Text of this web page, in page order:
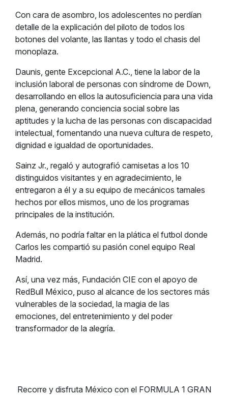
Con cara de asombro, los adolescentes no perdían
detalle de la explicación del piloto de todos los
botones del volante, las llantas y todo el chasis del
monoplaza.
Daunis, gente Excepcional A.C., tiene la labor de la
inclusión laboral de personas con síndrome de Down,
desarrollando en ellos la autosuficiencia para una vida
plena, generando conciencia social sobre las
aptitudes y la lucha de las personas con discapacidad
intelectual, fomentando una nueva cultura de respeto,
dignidad e igualdad de oportunidades.
Sainz Jr., regaló y autografió camisetas a los 10
distinguidos visitantes y en agradecimiento, le
entregaron a él y a su equipo de mecánicos tamales
hechos por ellos mismos, uno de los programas
principales de la institución.
Además, no podría faltar en la plática el futbol donde
Carlos les compartió su pasión conel equipo Real
Madrid.
Así, una vez más, Fundación CIE con el apoyo de
RedBull México, puso al alcance de los sectores más
vulnerables de la sociedad, la magia de las
emociones, del entretenimiento y del poder
transformador de la alegría.
Recorre y disfruta México con el FORMULA 1 GRAN